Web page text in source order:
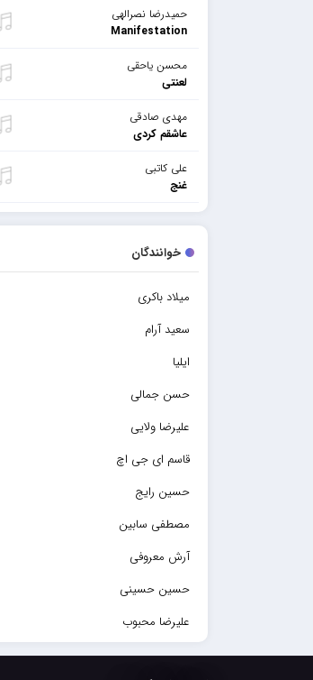
حمیدرضا نصرالهی
Manifestation
محسن یاحقی
لعنتی
مهدی صادقی
عاشقم کردی
علی کاتبی
غنج
خوانندگان
میلاد باکری
سعید آرام
ایلیا
حسن جمالی
علیرضا ولایی
قاسم ای جی اچ
حسین رایج
مصطفی سابین
آرش معروفی
حسین حسینی
علیرضا محبوب
حسین حصارکی